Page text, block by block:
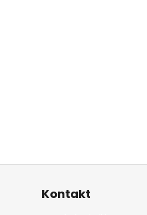
Kontakt